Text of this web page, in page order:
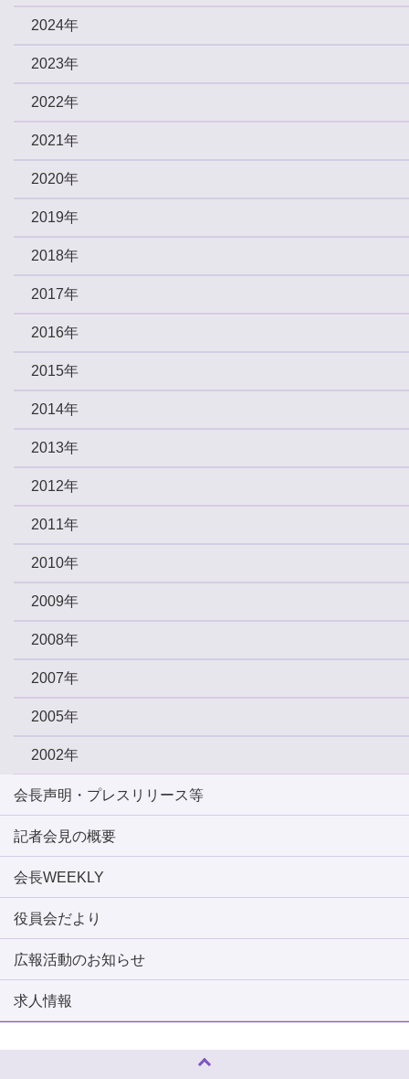
2024年
2023年
2022年
2021年
2020年
2019年
2018年
2017年
2016年
2015年
2014年
2013年
2012年
2011年
2010年
2009年
2008年
2007年
2005年
2002年
会長声明・プレスリリース等
記者会見の概要
会長WEEKLY
役員会だより
広報活動のお知らせ
求人情報